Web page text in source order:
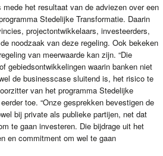
het resultaat van de adviezen over een
Stedelijke Transformatie. Daarin
projectontwikkelaars, investeerders,
noodzaak van deze regeling. Ook bekeken
van meerwaarde kan zijn. “Die
gebiedsontwikkelingen waarin banken niet
de businesscase sluitend is, het risico te
van het programma Stedelijke
toe. “Onze gesprekken bevestigen de
bij private als publieke partijen, net dat
te gaan investeren. Die bijdrage uit het
en commitment om wel te gaan